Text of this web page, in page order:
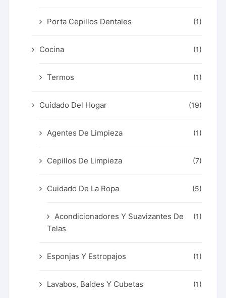
Porta Cepillos Dentales (1)
Cocina (1)
Termos (1)
Cuidado Del Hogar (19)
Agentes De Limpieza (1)
Cepillos De Limpieza (7)
Cuidado De La Ropa (5)
Acondicionadores Y Suavizantes De
Telas
(1)
Esponjas Y Estropajos (1)
Lavabos, Baldes Y Cubetas (1)